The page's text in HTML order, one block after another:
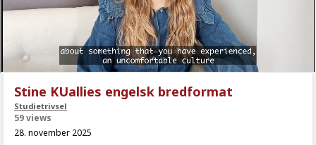
Stine KUallies engelsk bredformat
Studietrivsel
59 views
28. november 2025